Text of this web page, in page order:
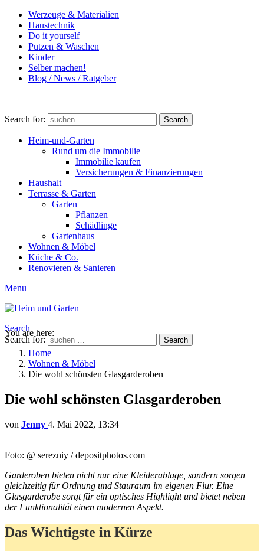
Werzeuge & Materialien
Haustechnik
Do it yourself
Putzen & Waschen
Kinder
Selber machen!
Blog / News / Ratgeber
Search for: Search
Heim-und-Garten
Rund um die Immobilie
Immobilie kaufen
Versicherungen & Finanzierungen
Haushalt
Terrasse & Garten
Garten
Pflanzen
Schädlinge
Gartenhaus
Wohnen & Möbel
Küche & Co.
Renovieren & Sanieren
Menu
Search
Search for:
Search
You are here:
Home
Wohnen & Möbel
Die wohl schönsten Glasgarderoben
Die wohl schönsten Glasgarderoben
von Jenny 4. Mai 2022, 13:34
Foto: @ serezniy / depositphotos.com
Garderoben bieten nicht nur eine Kleiderablage, sondern sorgen
gleichzeitig für Ordnung und Stauraum im eigenen Flur. Eine
Glasgarderobe sorgt für ein optisches Highlight und bietet neben
der Funktionalität einen modernen Aspekt.
Das Wichtigste in Kürze